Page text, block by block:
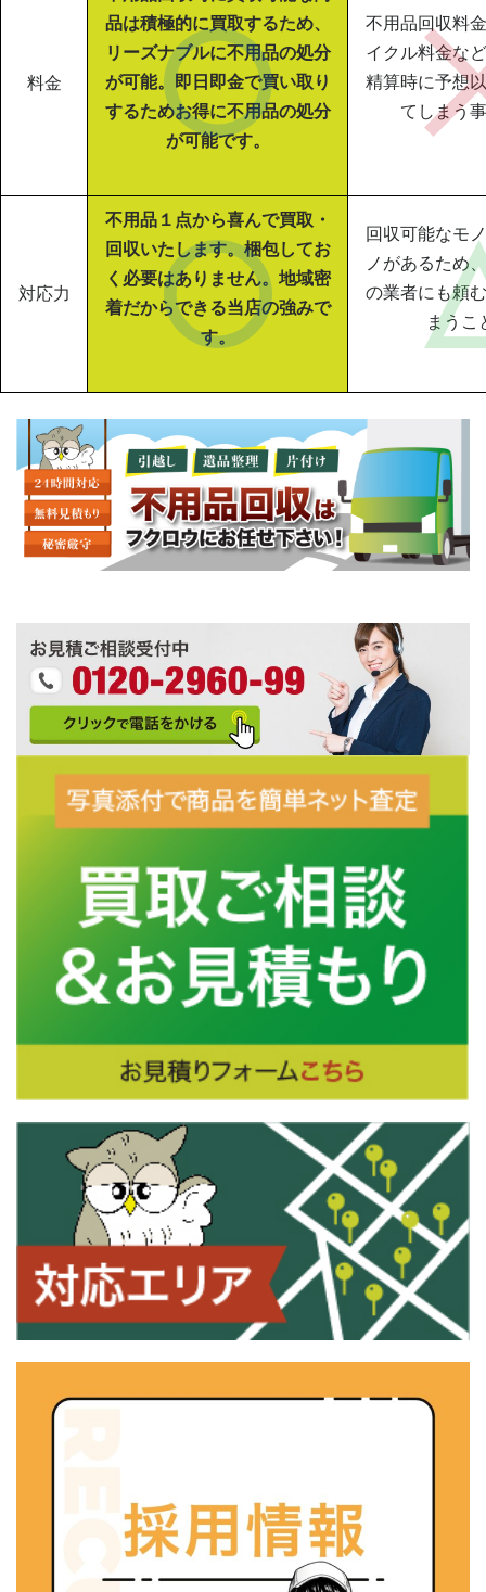
料金
品は積極的に買取するため、
リーズナブルに不用品の処分
が可能。即日即金で買い取り
するためお得に不用品の処分
が可能です。
不用品回収料
イクル料金な
精算時に予想
てしまう
対応力
不用品１点から喜んで買取・
回収いたします。梱包してお
く必要はありません。地域密
着だからできる当店の強みで
す。
回収可能なモ
ノがあるため
の業者にも頼
まうこ